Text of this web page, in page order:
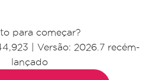
para começar?
Versão: 2026.7 recém-
lançado